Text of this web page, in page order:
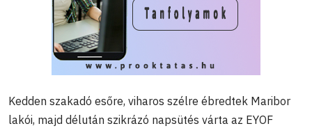
Kedden szakadó esőre, viharos szélre ébredtek Maribor
lakói, majd délután szikrázó napsütés várta az EYOF